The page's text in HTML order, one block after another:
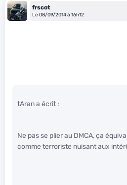
frscot
Le 08/09/2014 à 16h12
tAran a écrit :
Ne pas se plier au DMCA, ça
comme terroriste nuisant aux